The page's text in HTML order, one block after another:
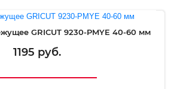
GRICUT 9230-PMYE 40-60 мм
1195 руб.